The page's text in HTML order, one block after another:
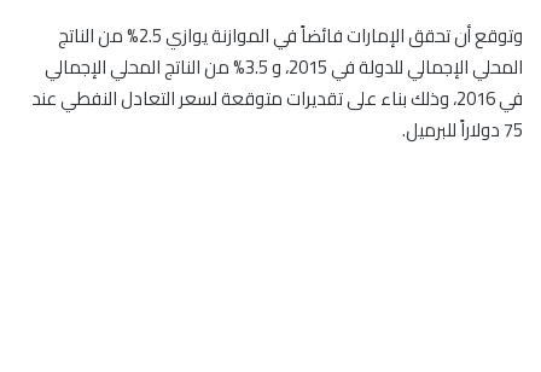
وتوقع أن تحقق الإمارات فائضاً في الموازنة يوازي 2.5% من الناتج
المحلي الإجمالي للدولة في 2015، و 3.5% من الناتج المحلي الإجمالي
في 2016، وذلك بناء على تقديرات متوقعة لسعر التعادل النفطي عند
75 دولاراً للبرميل.